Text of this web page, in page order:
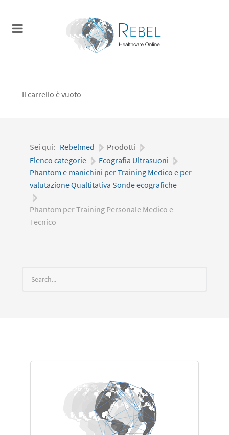
Il carrello è vuoto
Sei qui: Rebelmed | Prodotti |
Elenco categorie | Ecografia Ultrasuoni |
Phantom e manichini per Training Medico e per
valutazione Qualtitativa Sonde ecografiche
|
Phantom per Training Personale Medico e
Tecnico